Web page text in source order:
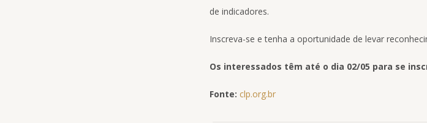
de indicadores.
Inscreva-se e tenha a oportunidade de levar
Os interessados têm até o dia 02/05 para se
Fonte: clp.org.br